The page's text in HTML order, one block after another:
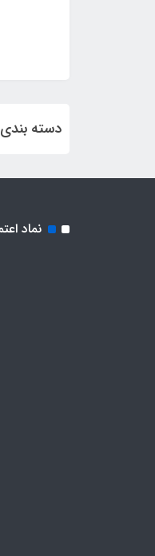
دسته
نماد